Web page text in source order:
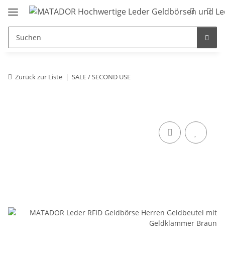
Zurück zur Liste SALE / SECOND USE